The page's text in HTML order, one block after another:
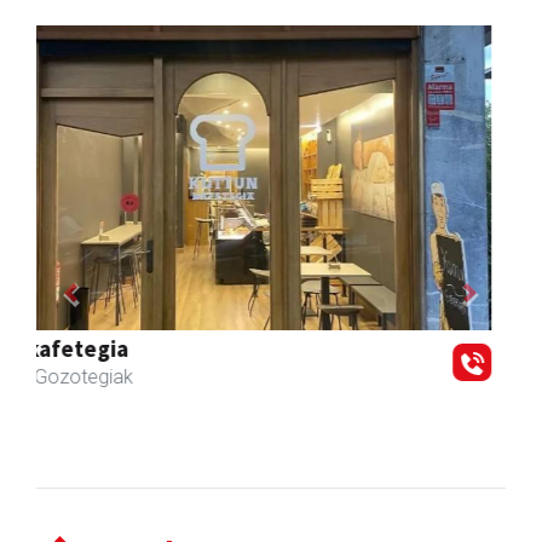
Mendi autoeskola
Andoain - Autoeskolak
Previous Next